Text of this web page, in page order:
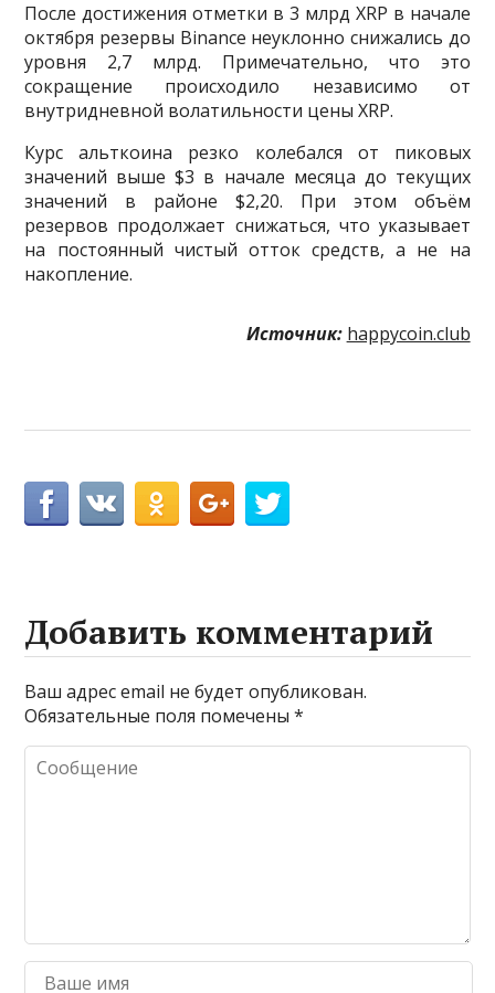
После достижения отметки в 3 млрд XRP в начале
октября резервы Binance неуклонно снижались до
уровня 2,7 млрд. Примечательно, что это
сокращение происходило независимо от
внутридневной волатильности цены XRP.
Курс альткоина резко колебался от пиковых
значений выше $3 в начале месяца до текущих
значений в районе $2,20. При этом объём
резервов продолжает снижаться, что указывает
на постоянный чистый отток средств, а не на
накопление.
Источник: happycoin.club
Добавить комментарий
Ваш адрес email не будет опубликован.
Обязательные поля помечены*